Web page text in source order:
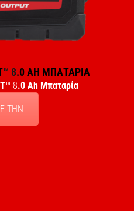
™ 8.0 AH ΜΠΑΤΑΡΙΑ
™ 8.0 Ah Μπαταρία
ΤΗΝ